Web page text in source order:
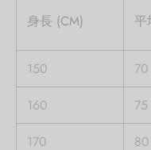
身長 (CM) 平
150
70
160
75
170
80